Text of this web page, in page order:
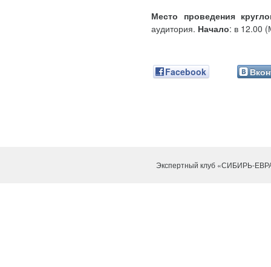
Место проведения
аудитория. Начало: в 12.00
Facebook
Экспертный клуб «СИБИРЬ-